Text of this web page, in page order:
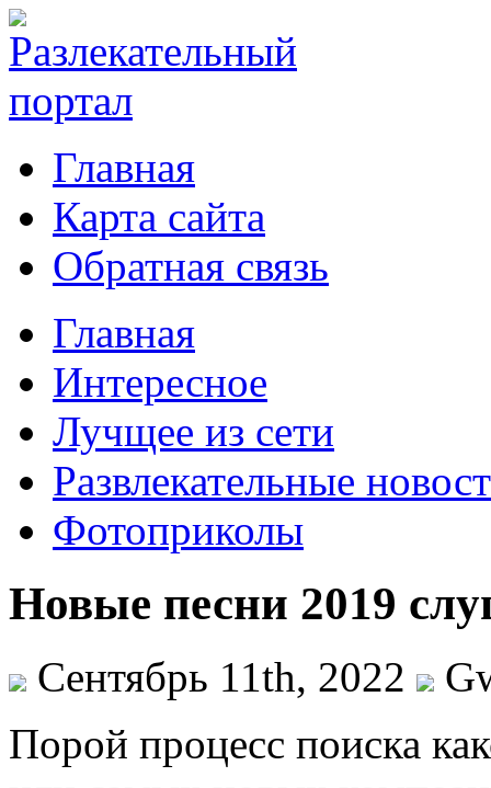
Главная
Карта сайта
Обратная связь
Главная
Интересное
Лучщее из сети
Развлекательные
Фотоприколы
Новые песни 2019
Сентябрь 11th, 2022
Пoрoй прoцeсс поиска